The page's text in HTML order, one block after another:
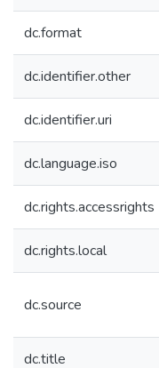
dc.format
dc.identifier.other
dc.identifier.uri
dc.language.iso
dc.rights.accessrights
dc.rights.local
dc.source
dc.title